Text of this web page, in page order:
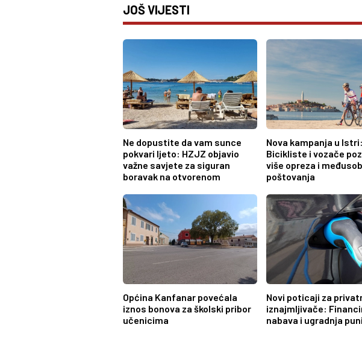
JOŠ VIJESTI
Ne dopustite da vam sunce
pokvari ljeto: HZJZ objavio
važne savjete za siguran
boravak na otvorenom
Nova kampanja u Istri:
Bicikliste i vozače
više opreza i
poštovanja
Općina Kanfanar povećala
iznos bonova za školski pribor
učenicima
Novi poticaji za
iznajmljivače:
nabava i ugradnja